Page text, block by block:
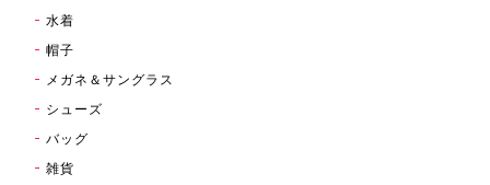
水着
帽子
メガネ＆サングラス
シューズ
バッグ
雑貨